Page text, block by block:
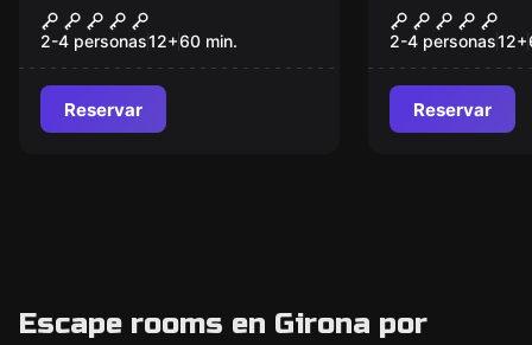
Txernòbil VR
2-4 personas12+60 min.
Reservar
Alícia al
Meravelles
2-4 personas12+
Reservar
Escape rooms en Girona por